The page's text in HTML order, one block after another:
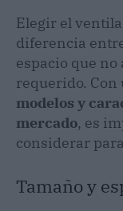
Elegir el
diferencia
espacio que
requerido. Con
modelos y
mercado, es
considerar
Tamaño y